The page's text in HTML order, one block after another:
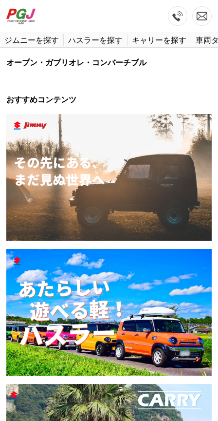
ジムニーを探す ハスラーを探す キャリーを探す 車両
オープン・ガブリオレ・コンバーチブル
おすすめコンテンツ